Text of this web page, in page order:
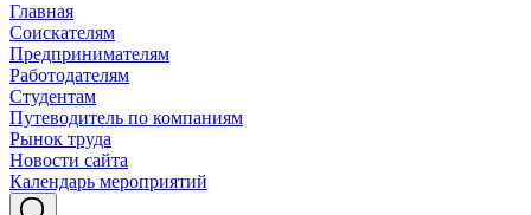
Главная
Соискателям
Предпринимателям
Работодателям
Студентам
Путеводитель по компаниям
Рынок труда
Новости сайта
Календарь мероприятий